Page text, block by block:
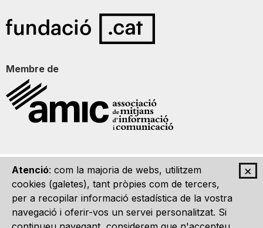
×
Atenció: com la majoria de webs, utilitzem
cookies (galetes), tant pròpies com de tercers,
per a recopilar informació estadística de la vostra
navegació i oferir-vos un servei personalitzat. Si
Membre de
Qui som Contacte Imatge Gràfica Avís legal